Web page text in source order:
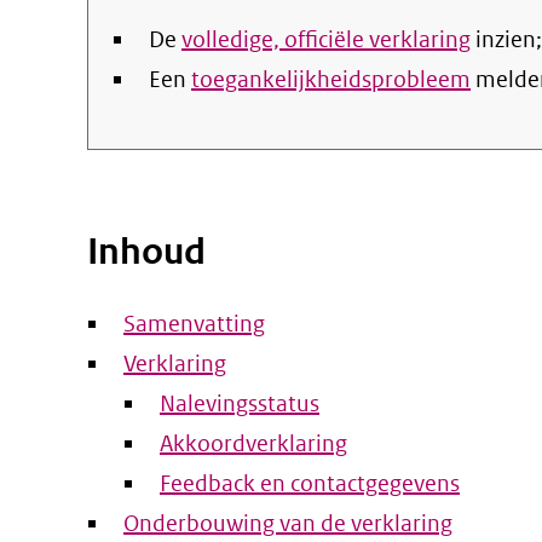
De volledige, officiële verklaring inzien;
Een toegankelijkheidsprobleem
Inhoud
Samenvatting
Verklaring
Nalevingsstatus
Akkoordverklaring
Feedback en contactgegevens
Onderbouwing van de verklaring